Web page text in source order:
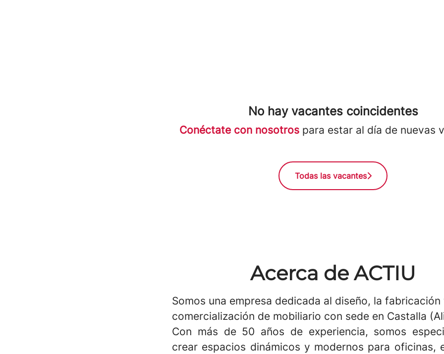
No hay vacantes coincidentes
Conéctate con nosotros para estar al día de nuevas
Todas las vacantes
Acerca de ACTIU
Somos una empresa dedicada al diseño, la fabricación
comercialización de mobiliario con sede en Castalla
Con más de 50 años de experiencia, somos
crear espacios dinámicos y modernos para oficinas,